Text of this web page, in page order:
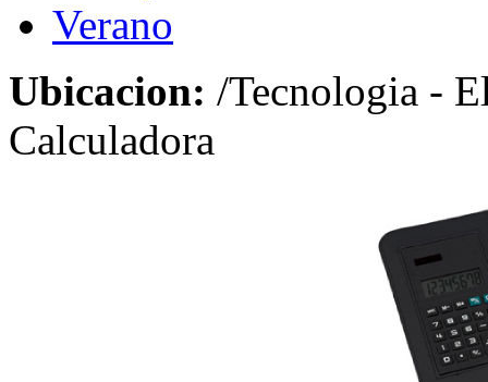
Verano
Ubicacion: /Tecnologia -
Calculadora